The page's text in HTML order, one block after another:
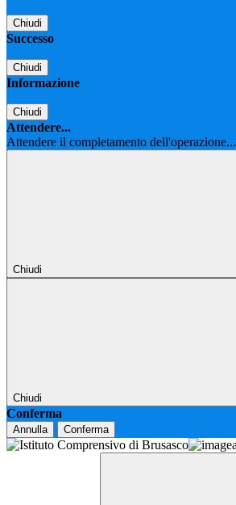
Chiudi
Successo
Chiudi
Informazione
Chiudi
Attendere...
Attendere il completamento dell'operazione...
Chiudi
Chiudi
Conferma
Annulla Conferma